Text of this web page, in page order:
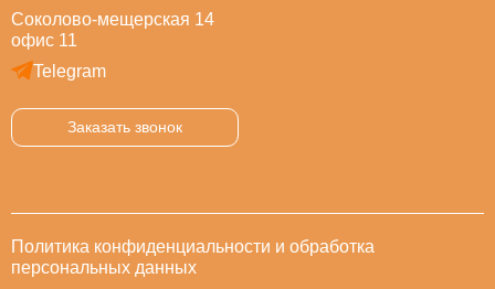
Соколово-мещерская 14
офис 11
Telegram
Заказать звонок
Политика конфиденциальности и обработка
персональных данных